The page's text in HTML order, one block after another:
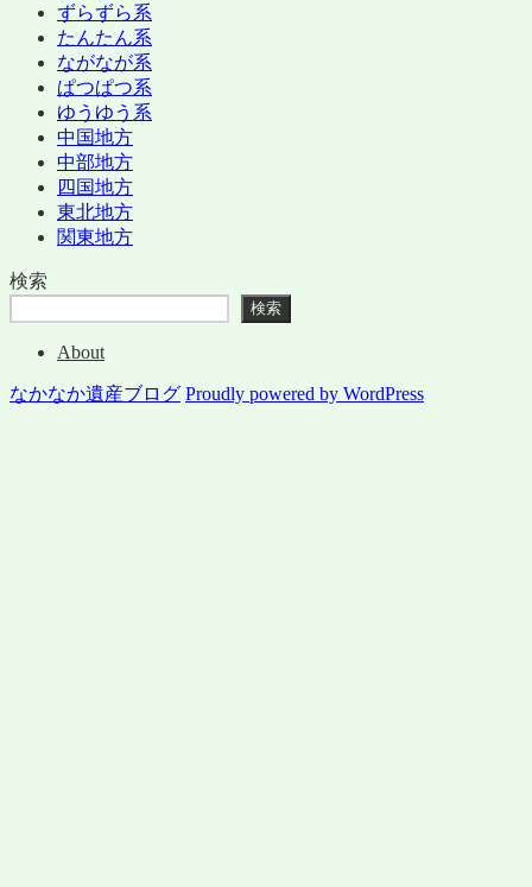
ずらずら系
たんたん系
ながなが系
ぱつぱつ系
ゆうゆう系
中国地方
中部地方
四国地方
東北地方
関東地方
検索
検索
About
なかなか遺産ブログ Proudly powered by WordPress